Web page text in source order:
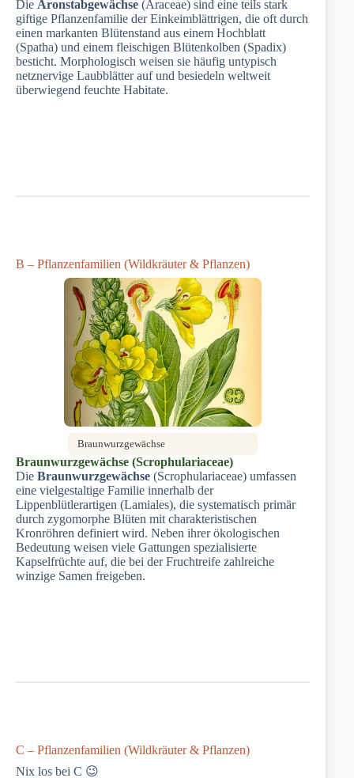
Die Aronstabgewächse (Araceae) sind eine teils stark
giftige Pflanzenfamilie der Einkeimblättrigen, die oft durch
einen markanten Blütenstand aus einem Hochblatt
(Spatha) und einem fleischigen Blütenkolben (Spadix)
besticht. Morphologisch weisen sie häufig untypisch
netznervige Laubblätter auf und besiedeln weltweit
überwiegend feuchte Habitate.
B – Pflanzenfamilien (Wildkräuter & Pflanzen)
Braunwurzgewächse
Braunwurzgewächse (Scrophulariaceae)
Die Braunwurzgewächse (Scrophulariaceae) umfassen
eine vielgestaltige Familie innerhalb der
Lippenblütlerartigen (Lamiales), die systematisch primär
durch zygomorphe Blüten mit charakteristischen
Kronröhren definiert wird. Neben ihrer ökologischen
Bedeutung weisen viele Gattungen spezialisierte
Kapselfrüchte auf, die bei der Fruchtreife zahlreiche
winzige Samen freigeben.
C – Pflanzenfamilien (Wildkräuter & Pflanzen)
Nix los bei C 😉